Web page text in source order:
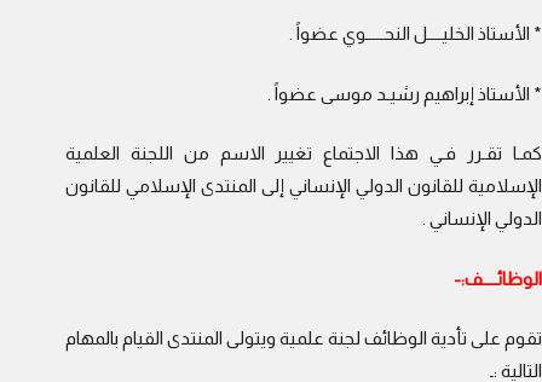
* الأستاذ الخليــــل النحـــــوي عضواً .
* الأستاذ إبراهيم رشيـد موسى عضواً .
كمـا تقـرر فـي هذا الاجتماع تغيير الاسم من اللجنة العلمية
الإسلامية للقانون الدولي الإنساني إلى المنتدى الإسلامي للقانون
الدولي الإنساني .
الوظائــــف:-
تقوم على تأدية الوظائف لجنة علمية ويتولى المنتدى القيام بالمهام
التالية :ـ